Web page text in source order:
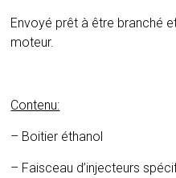
Envoyé prêt à être branché
moteur.
Contenu:
– Boitier éthanol
– Faisceau d’injecteurs